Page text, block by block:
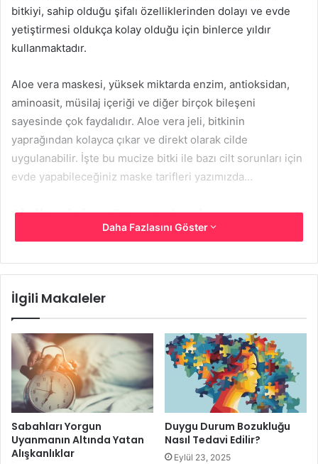
bitkiyi, sahip olduğu şifalı özelliklerinden dolayı ve evde
yetiştirmesi oldukça kolay olduğu için binlerce yıldır
kullanmaktadır.
Aloe vera maskesi, yüksek miktarda enzim, antioksidan,
aminoasit, müsilaj içeriği ve diğer birçok bileşeni
sayesinde çok faydalıdır. Aloe vera jeli, bitkinin
yaprağından kolayca çıkar ve direkt olarak cilde
uygulanabilir. İşte bu mucize bitki ile bazı cilt sorunları için
evde yapabileceğiniz maske tarifleri yazımızda…
Sivilce için yüz maskesi
Bu yüz maskesindeki aloe vera jeli, antienflamatuar ve
yatıştırıcı bir ajan görevi görür. Maskede ayrıca, yağ
kalmasını sağlayan antibakteriyel özelliklere sahip limon
suyu kullanır.
Daha Fazlasını Göster
İlgili Makaleler
Sabahları Yorgun
Uyanmanın Altında Yatan
Alışkanlıklar
Duygu Durum Bozukluğu
Nasıl Tedavi Edilir?
Eylül 23, 2025